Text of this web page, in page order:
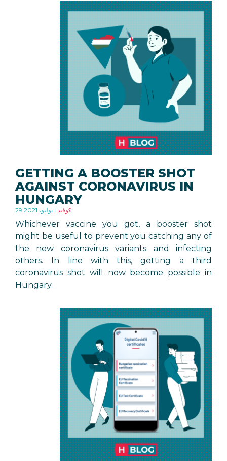
GETTING A BOOSTER SHOT
AGAINST CORONAVIRUS IN
HUNGARY
29 يوليو، 2021 كوفيد
Whichever vaccine you got, a booster shot
might be useful to prevent you catching any of
the new coronavirus variants and infecting
others. In line with this, getting a third
coronavirus shot will now become possible in
Hungary.